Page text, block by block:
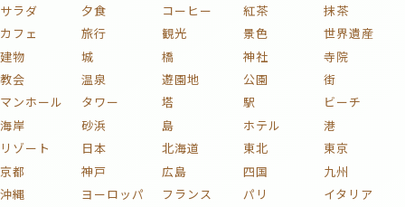
サラダ
夕食 コーヒー 紅茶
抹茶
カフェ
旅行 観光 景色
世界遺産
建物
城 橋 神社
寺院
教会
温泉 遊園地 公園
街
マンホール
タワー 塔 駅
ビーチ
海岸
砂浜 島 ホテル
港
リゾート
日本 北海道 東北
東京
京都
神戸 広島 四国
九州
沖縄
ヨーロッパ フランス パリ
イタリア